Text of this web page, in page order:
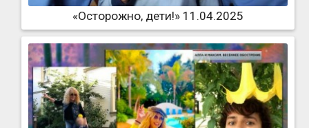
«Осторожно, дети!» 11.04.2025